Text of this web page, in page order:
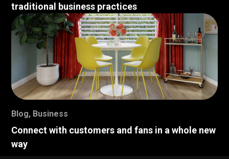
traditional business practices
Blog, Business
Connect with customers and fans in a whole new
way